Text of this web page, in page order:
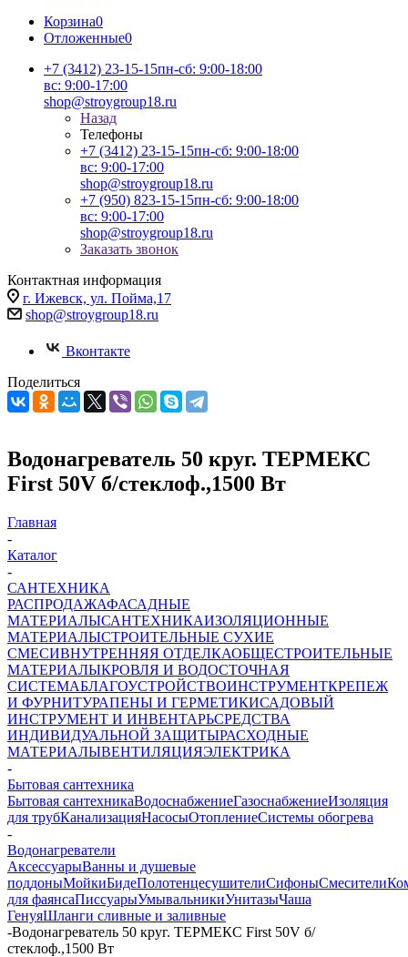
Корзина0
Отложенные0
+7 (3412) 23-15-15пн-сб: 9:00-18:00
вс: 9:00-17:00
shop@stroygroup18.ru
Назад
Телефоны
+7 (3412) 23-15-15пн-сб: 9:00-18:00
вс: 9:00-17:00
shop@stroygroup18.ru
+7 (950) 823-15-15пн-сб: 9:00-18:00
вс: 9:00-17:00
shop@stroygroup18.ru
Заказать звонок
Контактная информация
г. Ижевск, ул. Пойма,17
shop@stroygroup18.ru
Вконтакте
Поделиться
Водонагреватель 50 круг. ТЕРМЕКС
First 50V б/стеклоф.,1500 Вт
Главная
-
Каталог
-
САНТЕХНИКА
РАСПРОДАЖАФАСАДНЫЕ
МАТЕРИАЛЫСАНТЕХНИКАИЗОЛЯЦИОННЫЕ
МАТЕРИАЛЫСТРОИТЕЛЬНЫЕ СУХИЕ
СМЕСИВНУТРЕННЯЯ ОТДЕЛКАОБЩЕСТРОИТЕЛЬНЫЕ
МАТЕРИАЛЫКРОВЛЯ И ВОДОСТОЧНАЯ
СИСТЕМАБЛАГОУСТРОЙСТВОИНСТРУМЕНТКРЕПЕЖ
И ФУРНИТУРАПЕНЫ И ГЕРМЕТИКИСАДОВЫЙ
ИНСТРУМЕНТ И ИНВЕНТАРЬСРЕДСТВА
ИНДИВИДУАЛЬНОЙ ЗАЩИТЫРАСХОДНЫЕ
МАТЕРИАЛЫВЕНТИЛЯЦИЯЭЛЕКТРИКА
-
Бытовая сантехника
Бытовая сантехникаВодоснабжениеГазоснабжениеИзоляция
для трубКанализацияНасосыОтоплениеСистемы обогрева
-
Водонагреватели
АксессуарыВанны и душевые
поддоныМойкиБидеПолотенцесушителиСифоныСмесители
для фаянсаПиссуарыУмывальникиУнитазыЧаша
ГенуяШланги сливные и заливные
-Водонагреватель 50 круг. ТЕРМЕКС First 50V б/
стеклоф.,1500 Вт